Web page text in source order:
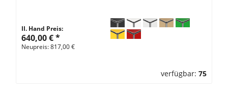
II. Hand Preis:
640,00 €*
Neupreis: 817,00 €
verfügbar: 75